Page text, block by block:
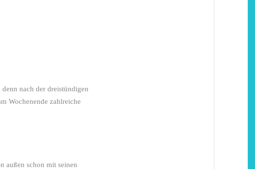
nach der dreistündigen
Wochenende zahlreiche
außen schon mit seinen